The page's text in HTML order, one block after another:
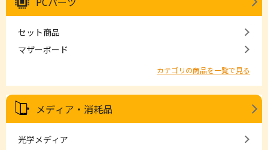
セット商品
マザーボード
カテゴリの商品を一覧で見る
メディア・消耗品
光学メディア